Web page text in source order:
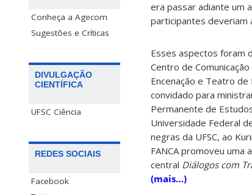
Conheça a Agecom
Sugestões e Críticas
DIVULGAÇÃO
CIENTÍFICA
UFSC Ciência
REDES SOCIAIS
Facebook
era passar adiante um
participantes deveriam
Esses aspectos foram
Centro de
Encenação e Teatro de
convidado para
Permanente de
Universidade Federal
negras da UFSC, ao
FANCA promoveu
central Diálogos com
(mais…)